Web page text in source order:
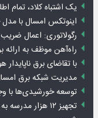
یک اشتباه کلاد، تمام
اینوتکس امسال با
رگولاتوری: اعمال ضریب ۲.۷ برای اینترنت بین‌الملل صحت ندارد
راه‌آهن موظف به ارائه
با تقاضای برق
مدیریت شبکه برق
توسعه خورشیدی‌ها با